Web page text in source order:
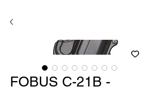
FOBUS C-21B -